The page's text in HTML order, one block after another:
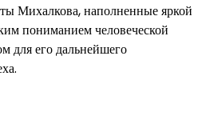
Михалкова, наполненные яркой
пониманием человеческой
для его дальнейшего